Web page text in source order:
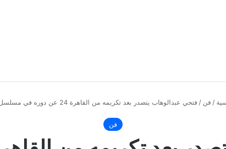
/ فن / فتحي عبدالوهاب يتصدر بعد تكريمه من القاهرة 24 عن دوره في مسلسل المداح
فن